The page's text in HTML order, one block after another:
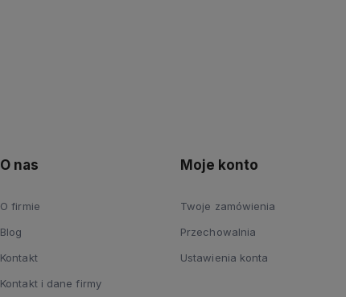
O nas
O firmie
Blog
Kontakt
Kontakt i dane firmy
Moje konto
Twoje zamówienia
Przechowalnia
Ustawienia konta